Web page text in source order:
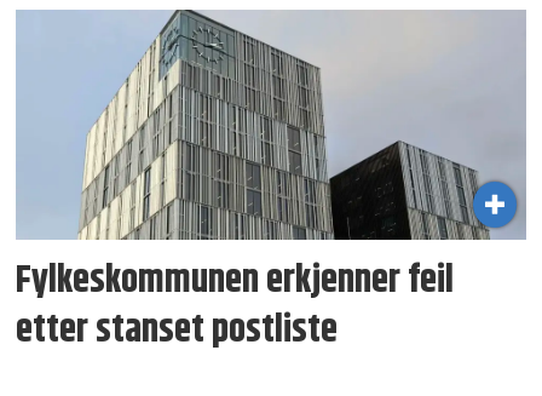
Fylkeskommunen erkjenner feil
etter stanset postliste